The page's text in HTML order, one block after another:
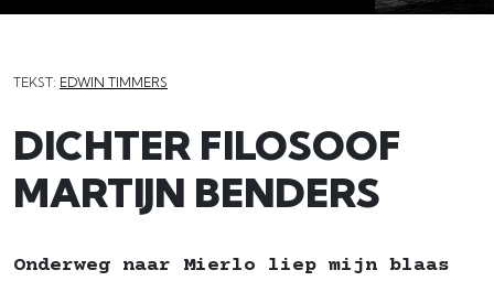
TEKST: EDWIN TIMMERS
DICHTER FILOSOOF
MARTIJN BENDERS
Onderweg naar Mierlo liep mijn blaas